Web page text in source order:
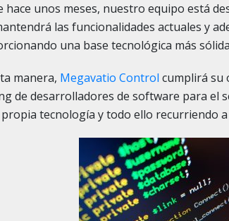
hace unos meses, nuestro equipo está
las funcionalidades actuales y
una base tecnológica más
manera, Megavatio Control cumplirá su
de desarrolladores de software para el
tecnología y todo ello recurriendo